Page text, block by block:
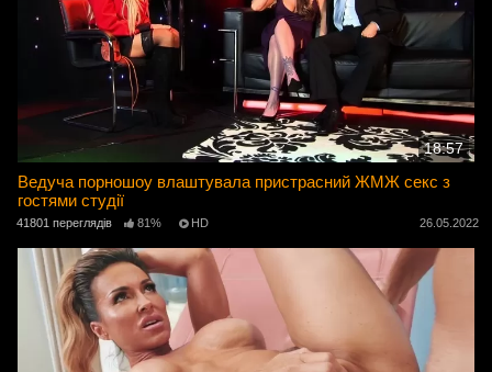
18:57
Ведуча порношоу влаштувала пристрасний ЖМЖ секс з
гостями студії
41801 переглядів 81% HD 26.05.2022